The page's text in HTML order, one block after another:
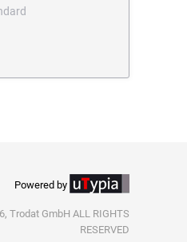
Powered by
Trodat GmbH ALL RIGHTS
RESERVED